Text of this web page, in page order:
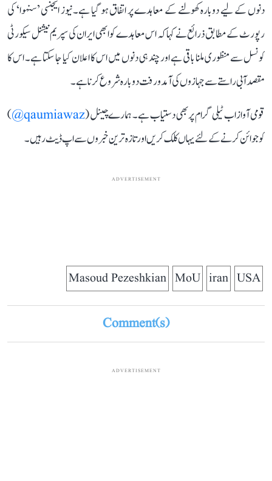
دنوں کے لیے دوبارہ کھولنے کے معاہدے پر اتفاق ہو گیا ہے۔ نیوز ایجنسی ’سنہوا‘ کی
رپورٹ کے مطابق ذرائع نے کہا کہ اس معاہدے کو ابھی ایران کی سپریم نیشنل سیکورٹی
کونسل سے منظوری ملنا باقی ہے اور چند ہی دنوں میں اس کا اعلان کیا جا سکتا ہے۔ اس کا
مقصد آبی راستے سے جہازوں کی آمدورفت دوبارہ شروع کرنا ہے۔
قومی آواز اب ٹیلی گرام پر بھی دستیاب ہے۔ ہمارے چینل (qaumiawaz@
)
کو جوائن کرنے کے لئے یہاں کلک کریں اور تازہ ترین خبروں سے اپ ڈیٹ رہیں۔
ADVERTISEMENT
USA
iran
MoU
Masoud Pezeshkian
Comment(s)
ADVERTISEMENT